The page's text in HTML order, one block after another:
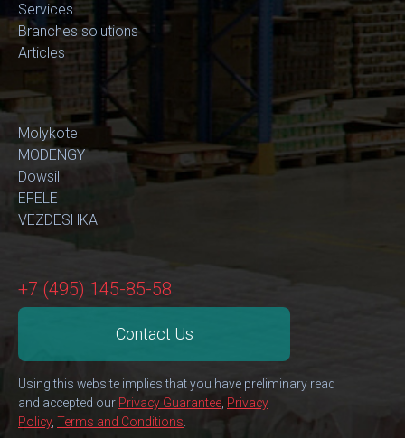
Services
Branches solutions
Articles
Molykote
MODENGY
Dowsil
EFELE
VEZDESHKA
+7 (495) 145-85-58
Contact Us
Using this website implies that you have preliminary read
and accepted our Privacy Guarantee Privacy
Policy, Terms and Conditions